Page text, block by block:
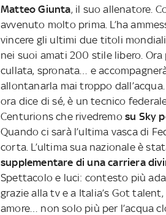
Matteo Giunta, il suo allenatore.
avvenuto molto prima. L’ha
vincere gli ultimi due titoli
nei suoi amati 200 stile libero. Ora
cullata, spronata… e
allontanarla mai troppo
ora dice di sé, è un tecnico
Centurions che rivedremo su Sky
Quando ci sarà l’ultima vasca di
corta. L’ultima sua nazionale è
supplementare di una carriera
Spettacolo e luci: contesto più
grazie alla tv e a Italia’s Got
amore… non solo più per l’acqua